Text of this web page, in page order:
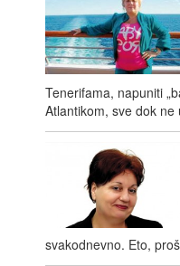
Tenerifama, napuniti
Atlantikom, sve dok ne
svakodnevno. Eto,